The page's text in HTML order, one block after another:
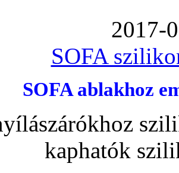
2017-
SOFA
SOFA ablakhoz
kaphatók